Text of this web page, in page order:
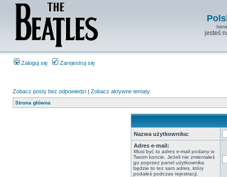
jesteś
Zaloguj się Zarejestruj się
Zobacz posty bez odpowiedzi | Zobacz aktywne tematy
Strona główna
Nazwa użytkownika:
Adres e-mail:
Musi być to adres e-mail podany w
Twoim koncie. Jeżeli nie zmieniałeś
go poprzez panel użytkownika
będzie to tez sam adres, który
podałeś podczas rejestracji.